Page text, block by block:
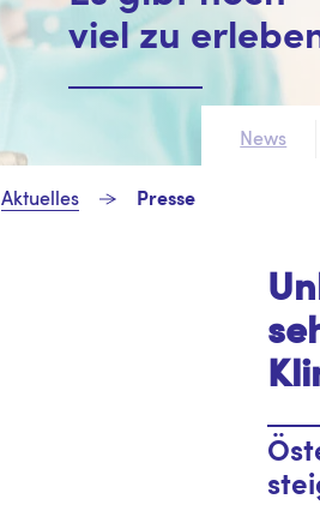
viel zu
News
Aktuelles Presse